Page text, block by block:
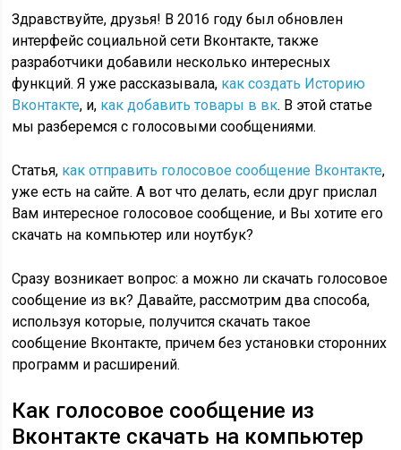
Здравствуйте, друзья! В 2016 году был обновлен
интерфейс социальной сети Вконтакте, также
разработчики добавили несколько интересных
функций. Я уже рассказывала, как создать Историю
Вконтакте, и, как добавить товары в вк. В этой статье
мы разберемся с голосовыми сообщениями.
Статья, как отправить голосовое сообщение Вконтакте,
уже есть на сайте. А вот что делать, если друг прислал
Вам интересное голосовое сообщение, и Вы хотите его
скачать на компьютер или ноутбук?
Сразу возникает вопрос: а можно ли скачать голосовое
сообщение из вк? Давайте, рассмотрим два способа,
используя которые, получится скачать такое
сообщение Вконтакте, причем без установки сторонних
программ и расширений.
Как голосовое сообщение из
Вконтакте скачать на компьютер